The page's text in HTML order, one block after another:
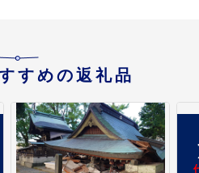
すめの返礼品